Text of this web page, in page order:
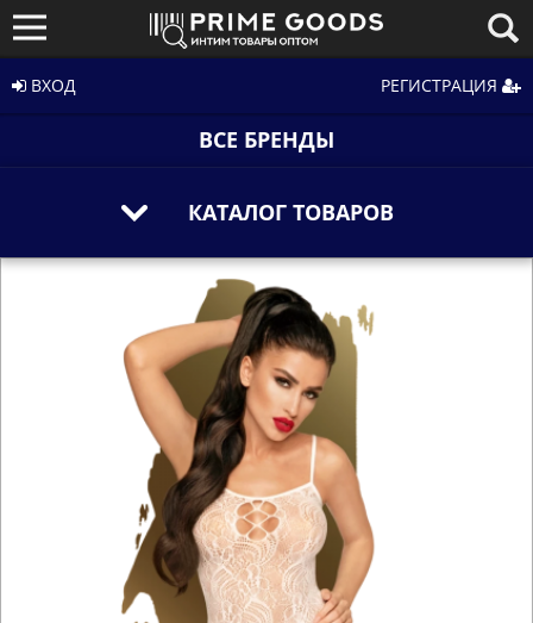
ВХОД РЕГИСТРАЦИЯ
ВСЕ БРЕНДЫ
КАТАЛОГ ТОВАРОВ